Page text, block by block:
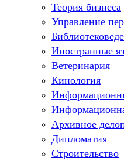
Теория бизнеса
Управление
Иностранные
Ветеринария
Кинология
Архивное
Дипломатия
Строительство